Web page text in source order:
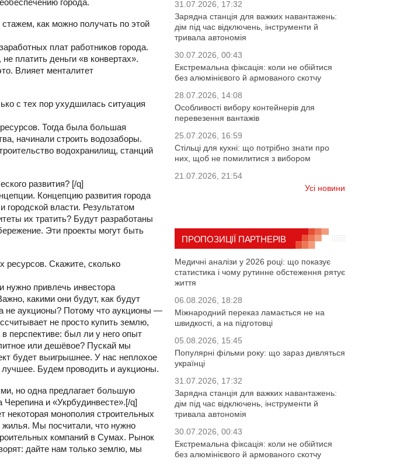
как можно получать по этой
плат работников города.
платить деньги «в конвертах».
Влияет менталитет
с тех пор ухудшилась ситуация
Тогда была большая
начинали строить водозаборы.
водохранилищ, станций
развития? [/q]
Концепцию развития города
городской власти. Результатом
их тратить? Будут разработаны
Эти проекты могут быть
ресурсов. Скажите, сколько
нужно привлечь инвестора
какими они будут, как будут
не аукционы? Потому что аукционы —
не просто купить землю,
перспективе: был ли у него опыт
или дешёвое? Пускай мы
будет выигрышнее. У нас неплохое
лучшее. Будем проводить и аукционы.
но одна предлагает большую
Черепина и «Укрбудинвесте».[/q]
некоторая монополия строительных
Мы посчитали, что нужно
компаний в Сумах. Рынок
дайте нам только землю, мы
31.07.2026, 17:32
Зарядна станція для важких навантажень:
дім під час відключень, інструменти й
тривала автономія
30.07.2026, 00:43
Екстремальна фіксація: коли не обійтися
без алюмінієвого й армованого скотчу
28.07.2026, 14:08
Особливості вибору контейнерів для
перевезення вантажів
25.07.2026, 16:59
Стільці для кухні: що потрібно знати про
них, щоб не помилитися з вибором
21.07.2026, 21:54
Усі новини
ПРОПОЗИЦІЇ ПАРТНЕРІВ
Медичні аналізи у 2026 році: що показує
статистика і чому рутинне обстеження рятує
життя
06.08.2026, 18:28
Міжнародний переказ ламається не на
швидкості, а на підготовці
05.08.2026, 15:45
Популярні фільми року: що зараз дивляться
українці
31.07.2026, 17:32
Зарядна станція для важких навантажень:
дім під час відключень, інструменти й
тривала автономія
30.07.2026, 00:43
Екстремальна фіксація: коли не обійтися
без алюмінієвого й армованого скотчу